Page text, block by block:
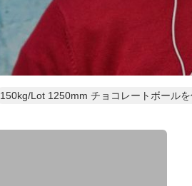
150kg/Lot 1250mm チョコレートボール